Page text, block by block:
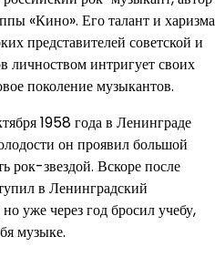
«Кино». Его талант и харизма
представителей советской и
личноством интригует своих
поколение музыкантов.
1958 года в Ленинграде
он проявил большой
рок-звездой. Вскоре после
в Ленинградский
уже через год бросил учебу,
музыке.